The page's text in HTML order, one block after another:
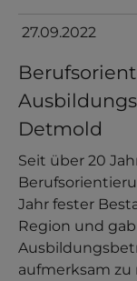
27.09.2022
Detmold
Seit über 20
Jahr fester
Region und
aufmerksam